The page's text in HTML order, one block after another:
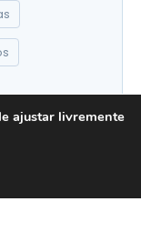
Tiro Esportivo
ajustar livremente